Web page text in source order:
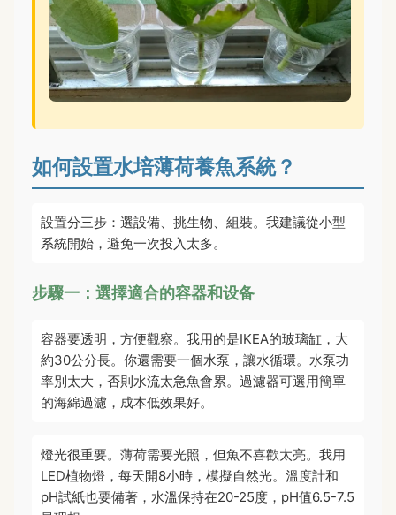
如何設置水培薄荷養魚系統？
設置分三步：選設備、挑生物、組裝。我建議從小型
系統開始，避免一次投入太多。
步驟一：選擇適合的容器和设备
容器要透明，方便觀察。我用的是IKEA的玻璃缸，大
約30公分長。你還需要一個水泵，讓水循環。水泵功
率別太大，否則水流太急魚會累。過濾器可選用簡單
的海綿過濾，成本低效果好。
燈光很重要。薄荷需要光照，但魚不喜歡太亮。我用
LED植物燈，每天開8小時，模擬自然光。溫度計和
pH試紙也要備著，水溫保持在20-25度，pH值6.5-7.5